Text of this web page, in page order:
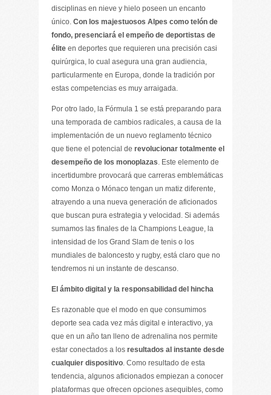
disciplinas en nieve y hielo poseen un encanto
único. Con los majestuosos Alpes como telón de
fondo, presenciará el empeño de deportistas de
élite en deportes que requieren una precisión casi
quirúrgica, lo cual asegura una gran audiencia,
particularmente en Europa, donde la tradición por
estas competencias es muy arraigada.
Por otro lado, la Fórmula 1 se está preparando para
una temporada de cambios radicales, a causa de la
implementación de un nuevo reglamento técnico
que tiene el potencial de revolucionar totalmente el
desempeño de los monoplazas. Este elemento de
incertidumbre provocará que carreras emblemáticas
como Monza o Mónaco tengan un matiz diferente,
atrayendo a una nueva generación de aficionados
que buscan pura estrategia y velocidad. Si además
sumamos las finales de la Champions League, la
intensidad de los Grand Slam de tenis o los
mundiales de baloncesto y rugby, está claro que no
tendremos ni un instante de descanso.
El ámbito digital y la responsabilidad del hincha
Es razonable que el modo en que consumimos
deporte sea cada vez más digital e interactivo, ya
que en un año tan lleno de adrenalina nos permite
estar conectados a los resultados al instante desde
cualquier dispositivo. Como resultado de esta
tendencia, algunos aficionados empiezan a conocer
plataformas que ofrecen opciones asequibles, como